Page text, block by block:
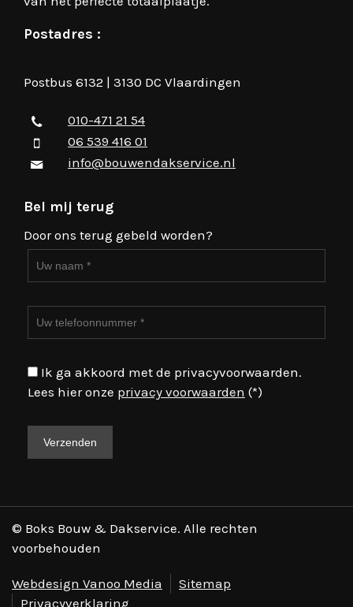
Postadres :
Postbus 6132 | 3130 DC Vlaardingen
010-471 21 54
06 539 416 01
info@bouwendakservice.nl
Bel mij terug
Door ons terug gebeld worden?
Ik ga akkoord met de privacyvoorwaarden.
Lees hier onze privacy voorwaarden (*)
© Boks Bouw & Dakservice. Alle rechten
voorbehouden
Webdesign Vanoo Media
Sitemap
Privacyverklaring